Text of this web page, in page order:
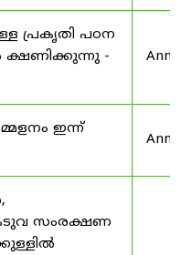
പ്രകൃതി പഠന
ക്ഷണിക്കുന്നു -
ഇന്ന്
സംരക്ഷണ